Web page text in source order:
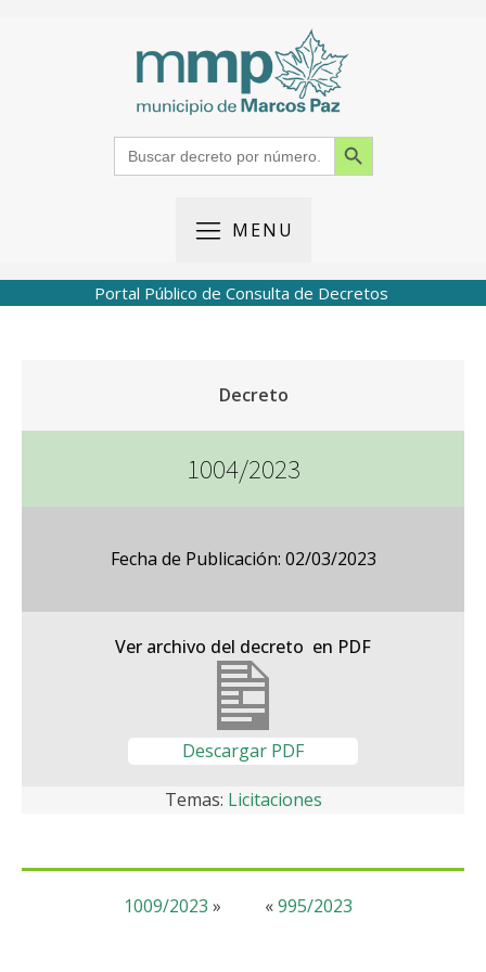
Search
for:
Search Button
MENU
Portal Público de Consulta de Decretos
Decreto
1004/2023
Fecha de Publicación: 02/03/2023
Ver archivo del decreto en PDF
Descargar PDF
Temas: Licitaciones
«995/2023
1009/2023 »